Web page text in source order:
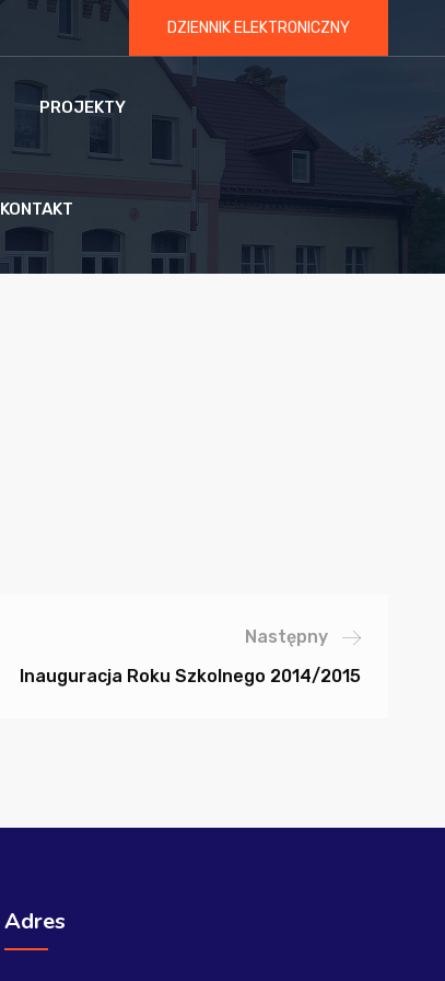
DZIENNIK ELEKTRONICZNY
PROJEKTY
KONTAKT
Następny
Inauguracja Roku Szkolnego 2014/2015
Adres